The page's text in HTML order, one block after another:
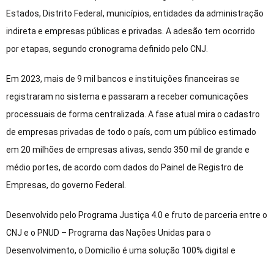
Estados, Distrito Federal, municípios, entidades da administração
indireta e empresas públicas e privadas. A adesão tem ocorrido
por etapas, segundo cronograma definido pelo CNJ.
Em 2023, mais de 9 mil bancos e instituições financeiras se
registraram no sistema e passaram a receber comunicações
processuais de forma centralizada. A fase atual mira o cadastro
de empresas privadas de todo o país, com um público estimado
em 20 milhões de empresas ativas, sendo 350 mil de grande e
médio portes, de acordo com dados do Painel de Registro de
Empresas, do governo Federal.
Desenvolvido pelo Programa Justiça 4.0 e fruto de parceria entre o
CNJ e o PNUD – Programa das Nações Unidas para o
Desenvolvimento, o Domicílio é uma solução 100% digital e